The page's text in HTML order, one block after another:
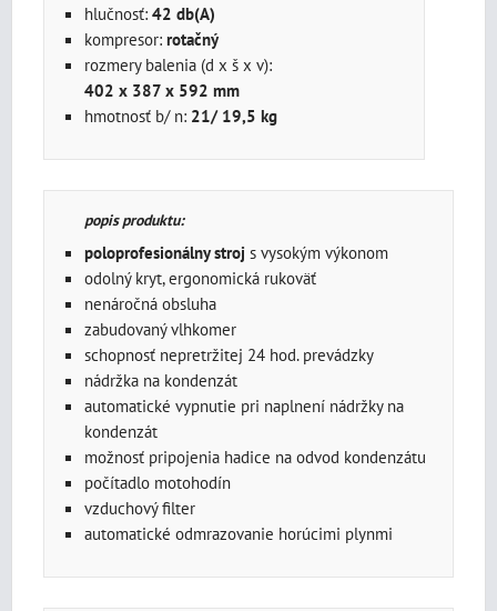
hlučnosť: 42 db(A)
kompresor: rotačný
rozmery balenia (d x š x v):
402 x 387 x 592 mm
hmotnosť b/ n: 21/ 19,5 kg
popis produktu:
poloprofesionálny stroj s vysokým výkonom
odolný kryt, ergonomická rukoväť
nenáročná obsluha
zabudovaný vlhkomer
schopnosť nepretržitej 24 hod. prevádzky
nádržka na kondenzát
automatické vypnutie pri naplnení nádržky na
kondenzát
možnosť pripojenia hadice na odvod kondenzátu
počítadlo motohodín
vzduchový filter
automatické odmrazovanie horúcimi plynmi